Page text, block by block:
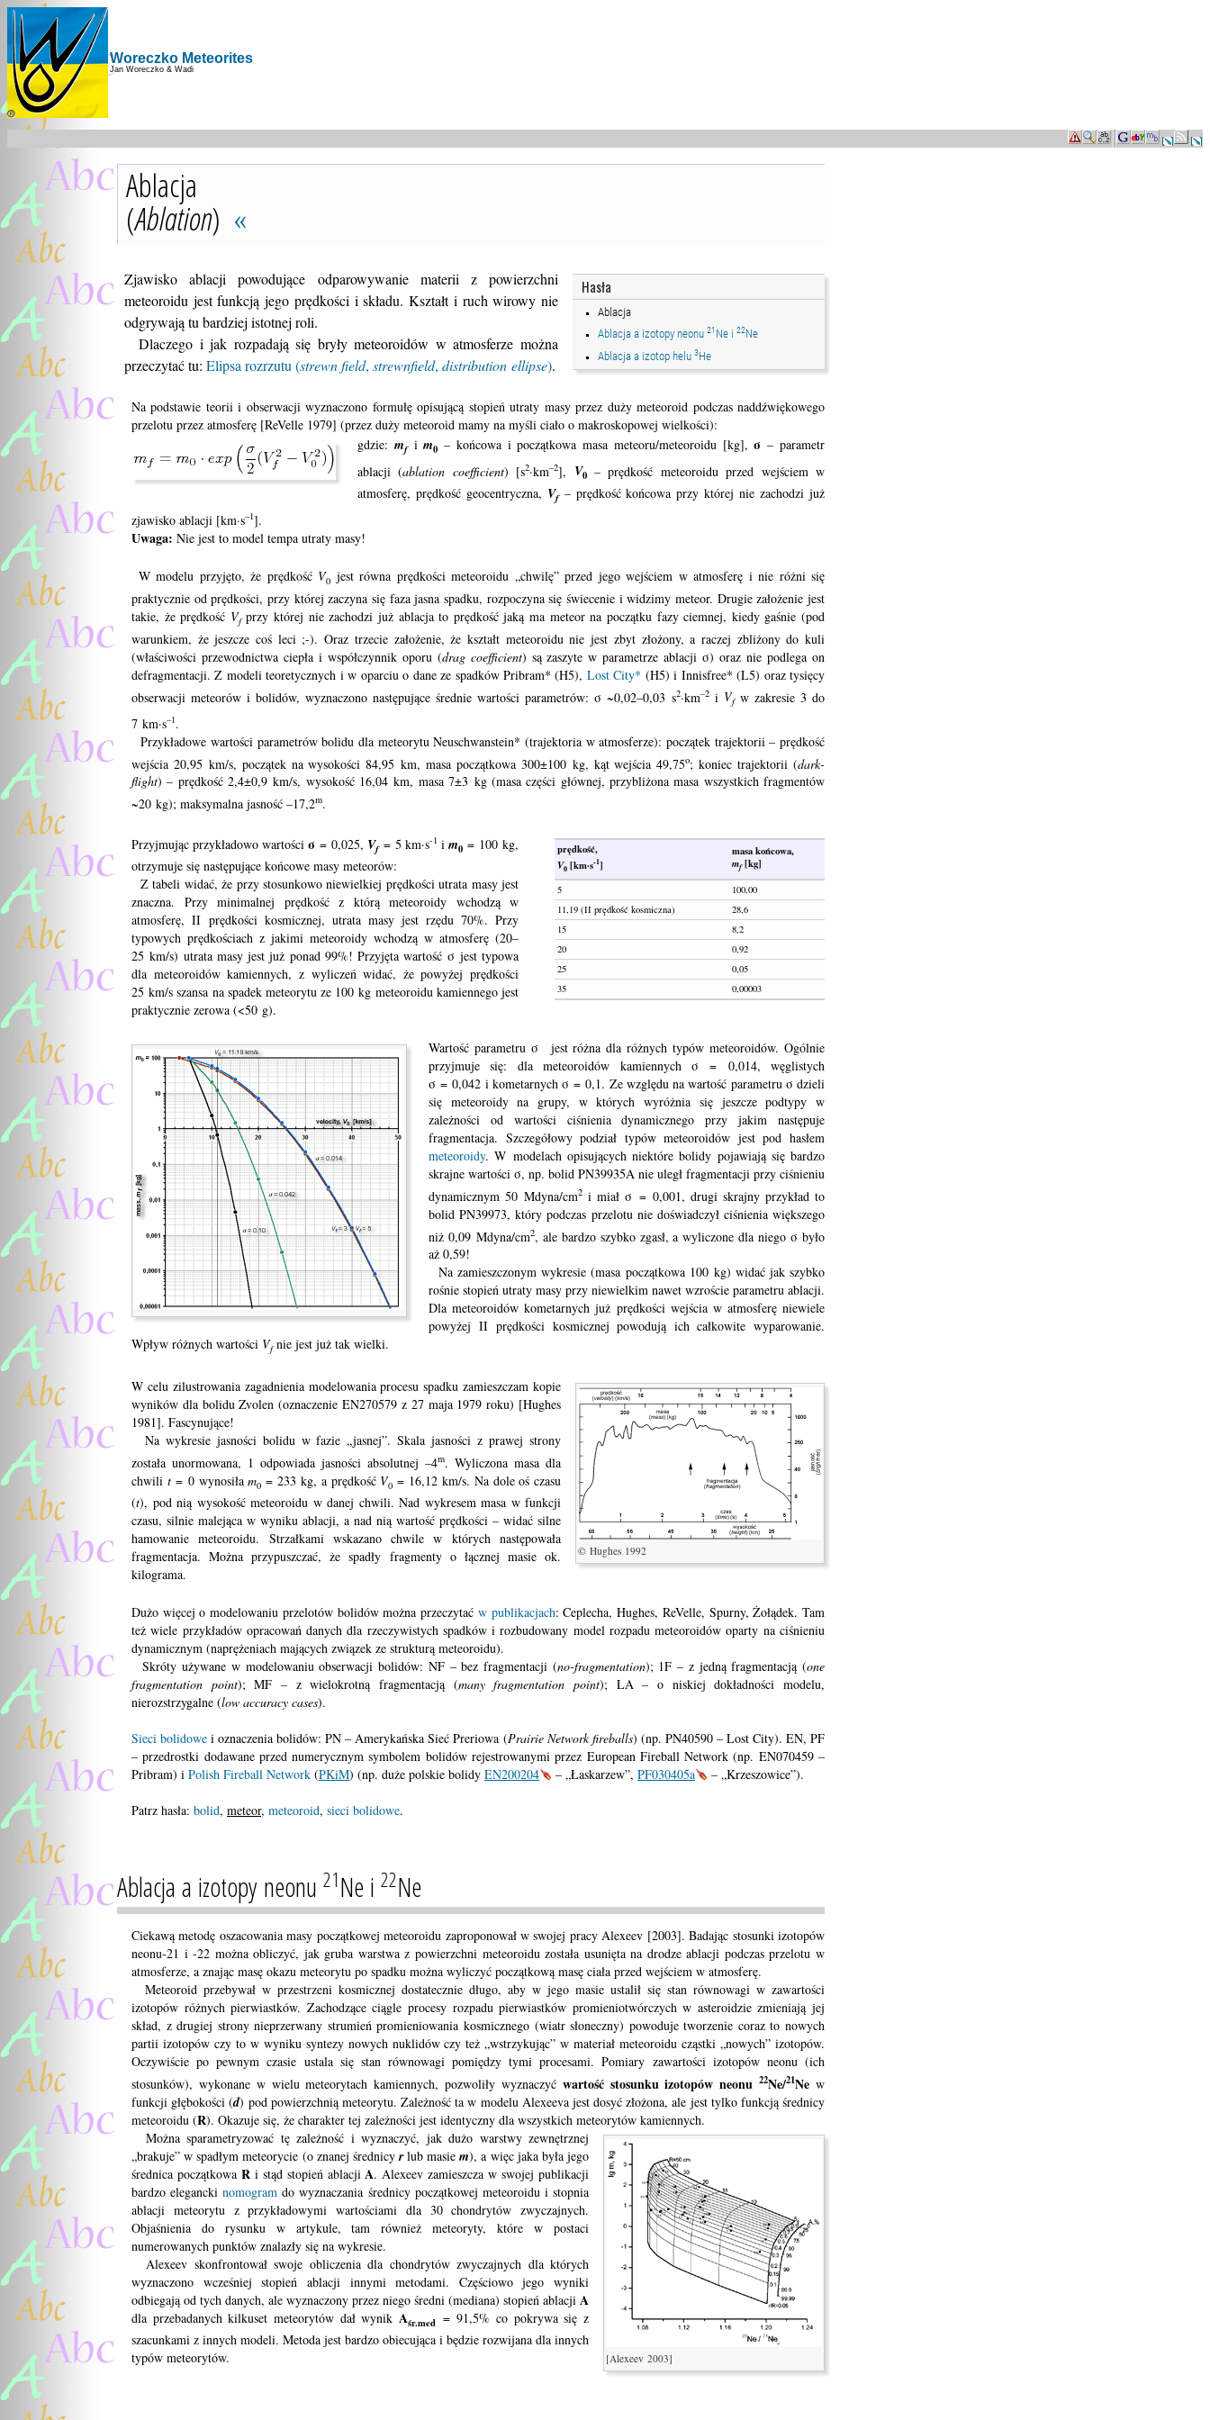
Woreczko Meteorites
Jan Woreczko & Wadi
Ablacja
(Ablation) «
Hasła
Ablacja
Ablacja a izotopy neonu 21 Ne i 22Ne
Ablacja a izotop helu 3He
Zjawisko ablacji powodujące odparowywanie materii z powierzchni
meteoroidu jest funkcją jego prędkości i składu. Kształt i ruch wirowy nie
odgrywają tu bardziej istotnej roli.
Dlaczego i jak rozpadają się bryły meteoroidów w atmosferze można
przeczytać tu: Elipsa rozrzutu (strewn field, strewnfield, distribution ellipse).
Na podstawie teorii i obserwacji wyznaczono formułę opisującą stopień utraty masy przez duży meteoroid podczas naddźwiękowego
przelotu przez atmosferę [ReVelle 1979] (przez duży meteoroid mamy na myśli ciało o makroskopowej wielkości):
gdzie: mfim0 – końcowa i początkowa masa meteoru/meteoroidu [kg],σ – parametr
ablacji (ablation coefficient) [s2·km–2], V0– prędkość meteoroidu przed wejściem w
atmosferę, prędkość geocentryczna, Vf– prędkość końcowa przy której nie zachodzi już
zjawisko ablacji [km·s–1].
Uwaga: Nie jest to model tempa utraty masy!
W modelu przyjęto, że prędkość V0 jest równa prędkości meteoroidu „chwilę” przed jego wejściem w atmosferę i nie różni się
praktycznie od prędkości, przy której zaczyna się faza jasna spadku, rozpoczyna się świecenie i widzimy meteor. Drugie założenie jest
takie, że prędkość Vfprzy której nie zachodzi już ablacja to prędkość jaką ma meteor na początku fazy ciemnej, kiedy gaśnie (pod
warunkiem, że jeszcze coś leci ;-). Oraz trzecie założenie, że kształt meteoroidu nie jest zbyt złożony, a raczej zbliżony do kuli
(właściwości przewodnictwa ciepła i współczynnik oporu (drag coefficient) są zaszyte w parametrze ablacji σ) oraz nie podlega on
defragmentacji. Z modeli teoretycznych i w oparciu o dane ze spadków Pribram* (H5), Lost City* (H5) i Innisfree* (L5) oraz tysięcy
obserwacji meteorów i bolidów, wyznaczono następujące średnie wartości parametrów: σ ~0,02–0,03 s2·km–2 i Vfw zakresie 3 do
7 km·s–1.
Przykładowe wartości parametrów bolidu dla meteorytu Neuschwanstein* (trajektoria w atmosferze): początek trajektorii – prędkość
wejścia 20,95 km/s, początek na wysokości 84,95 km, masa początkowa 300±100 kg, kąt wejścia 49,75o; koniec trajektorii (dark-
flight) – prędkość 2,4±0,9 km/s, wysokość 16,04 km, masa 7±3 kg (masa części głównej, przybliżona masa wszystkich fragmentów
~20 kg); maksymalna jasność –17,2m.
prędkość,
V0 [km·s-1]
masa końcowa,
mf[kg]
5
100,00
11,19 (II prędkość kosmiczna)
28,6
15
8,2
20
0,92
25
0,05
35
0,00003
Przyjmując przykładowo wartości σ = 0,025, Vf= 5 km·s-1 i m0 = 100 kg,
otrzymuje się następujące końcowe masy meteorów:
Z tabeli widać, że przy stosunkowo niewielkiej prędkości utrata masy jest
znaczna. Przy minimalnej prędkość z którą meteoroidy wchodzą w
atmosferę, II prędkości kosmicznej, utrata masy jest rzędu 70%. Przy
typowych prędkościach z jakimi meteoroidy wchodzą w atmosferę (20–
25 km/s) utrata masy jest już ponad 99%! Przyjęta wartość σ jest typowa
dla meteoroidów kamiennych, z wyliczeń widać, że powyżej prędkości
25 km/s szansa na spadek meteorytu ze 100 kg meteoroidu kamiennego jest
praktycznie zerowa (<50 g).
Wartość parametru σ jest różna dla różnych typów meteoroidów. Ogólnie
przyjmuje się: dla meteoroidów kamiennych σ = 0,014, węglistych
σ = 0,042 i kometarnych σ = 0,1. Ze względu na wartość parametru σ dzieli
się meteoroidy na grupy, w których wyróżnia się jeszcze podtypy w
zależności od wartości ciśnienia dynamicznego przy jakim następuje
fragmentacja. Szczegółowy podział typów meteoroidów jest pod hasłem
meteoroidy. W modelach opisujących niektóre bolidy pojawiają się bardzo
skrajne wartości σ, np. bolid PN39935A nie uległ fragmentacji przy ciśnieniu
dynamicznym 50 Mdyna/cm2 i miał σ = 0,001, drugi skrajny przykład to
bolid PN39973, który podczas przelotu nie doświadczył ciśnienia większego
niż 0,09 Mdyna/cm2, ale bardzo szybko zgasł, a wyliczone dla niego σ było
aż 0,59!
Na zamieszczonym wykresie (masa początkowa 100 kg) widać jak szybko
rośnie stopień utraty masy przy niewielkim nawet wzroście parametru ablacji.
Dla meteoroidów kometarnych już prędkości wejścia w atmosferę niewiele
powyżej II prędkości kosmicznej powodują ich całkowite wyparowanie.
Wpływ różnych wartości Vfnie jest już tak wielki.
© Hughes 1992
W celu zilustrowania zagadnienia modelowania procesu spadku zamieszczam kopie
wyników dla bolidu Zvolen (oznaczenie EN270579 z 27 maja 1979 roku) [Hughes
1981]. Fascynujące!
Na wykresie jasności bolidu w fazie „jasnej”. Skala jasności z prawej strony
została unormowana, 1 odpowiada jasności absolutnej –4m. Wyliczona masa dla
chwili t= 0 wynosiłam0 = 233 kg, a prędkość V0 = 16,12 km/s. Na dole oś czasu
(t), pod nią wysokość meteoroidu w danej chwili. Nad wykresem masa w funkcji
czasu, silnie malejąca w wyniku ablacji, a nad nią wartość prędkości – widać silne
hamowanie meteoroidu. Strzałkami wskazano chwile w których następowała
fragmentacja. Można przypuszczać, że spadły fragmenty o łącznej masie ok.
kilograma.
Dużo więcej o modelowaniu przelotów bolidów można przeczytać w publikacjach: Ceplecha, Hughes, ReVelle, Spurny, Żołądek. Tam
też wiele przykładów opracowań danych dla rzeczywistych spadków i rozbudowany model rozpadu meteoroidów oparty na ciśnieniu
dynamicznym (naprężeniach mających związek ze strukturą meteoroidu).
Skróty używane w modelowaniu obserwacji bolidów: NF – bez fragmentacji (no-fragmentation); 1F – z jedną fragmentacją (one
fragmentation point); MF – z wielokrotną fragmentacją (many fragmentation point); LA – o niskiej dokładności modelu,
nierozstrzygalne (low accuracy cases).
Sieci bolidowe i oznaczenia bolidów: PN – Amerykańska Sieć Preriowa (Prairie Network fireballs) (np. PN40590 – Lost City). EN, PF
– przedrostki dodawane przed numerycznym symbolem bolidów rejestrowanymi przez European Fireball Network (np. EN070459 –
Pribram) i Polish Fireball Network (PKiM) (np. duże polskie bolidy EN200204 – „Łaskarzew”, PF030405a – „Krzeszowice”).
Patrz hasła: bolid, meteor, meteoroid, sieci bolidowe.
Ablacja a izotopy neonu 21Ne i22Ne
Ciekawą metodę oszacowania masy początkowej meteoroidu zaproponował w swojej pracy Alexeev [2003]. Badając stosunki izotopów
neonu-21 i -22 można obliczyć, jak gruba warstwa z powierzchni meteoroidu została usunięta na drodze ablacji podczas przelotu w
atmosferze, a znając masę okazu meteorytu po spadku można wyliczyć początkową masę ciała przed wejściem w atmosferę.
Meteoroid przebywał w przestrzeni kosmicznej dostatecznie długo, aby w jego masie ustalił się stan równowagi w zawartości
izotopów różnych pierwiastków. Zachodzące ciągle procesy rozpadu pierwiastków promieniotwórczych w asteroidzie zmieniają jej
skład, z drugiej strony nieprzerwany strumień promieniowania kosmicznego (wiatr słoneczny) powoduje tworzenie coraz to nowych
partii izotopów czy to w wyniku syntezy nowych nuklidów czy też „wstrzykując” w materiał meteoroidu cząstki „nowych” izotopów.
Oczywiście po pewnym czasie ustala się stan równowagi pomiędzy tymi procesami. Pomiary zawartości izotopów neonu (ich
stosunków), wykonane w wielu meteorytach kamiennych, pozwoliły wyznaczyć wartość stosunku izotopów neonu22Ne/21Ne w
funkcji głębokości (d) pod powierzchnią meteorytu. Zależność ta w modelu Alexeeva jest dosyć złożona, ale jest tylko funkcją średnicy
meteoroidu (R). Okazuje się, że charakter tej zależności jest identyczny dla wszystkich meteorytów kamiennych.
[Alexeev 2003]
Można sparametryzować tę zależność i wyznaczyć, jak dużo warstwy zewnętrznej
„brakuje” w spadłym meteorycie (o znanej średnicy rlub masiem), a więc jaka była jego
średnica początkowa R i stąd stopień ablacji A. Alexeev zamieszcza w swojej publikacji
bardzo eleganckinomogram do wyznaczania średnicy początkowej meteoroidu i stopnia
ablacji meteorytu z przykładowymi wartościami dla 30 chondrytów zwyczajnych.
Objaśnienia do rysunku w artykule, tam również meteoryty, które w postaci
numerowanych punktów znalazły się na wykresie.
Alexeev skonfrontował swoje obliczenia dla chondrytów zwyczajnych dla których
wyznaczono wcześniej stopień ablacji innymi metodami. Częściowo jego wyniki
odbiegają od tych danych, ale wyznaczony przez niego średni (mediana) stopień ablacji A
dla przebadanych kilkuset meteorytów dał wynik Aśr.med = 91,5% co pokrywa się z
szacunkami z innych modeli. Metoda jest bardzo obiecująca i będzie rozwijana dla innych
typów meteorytów.